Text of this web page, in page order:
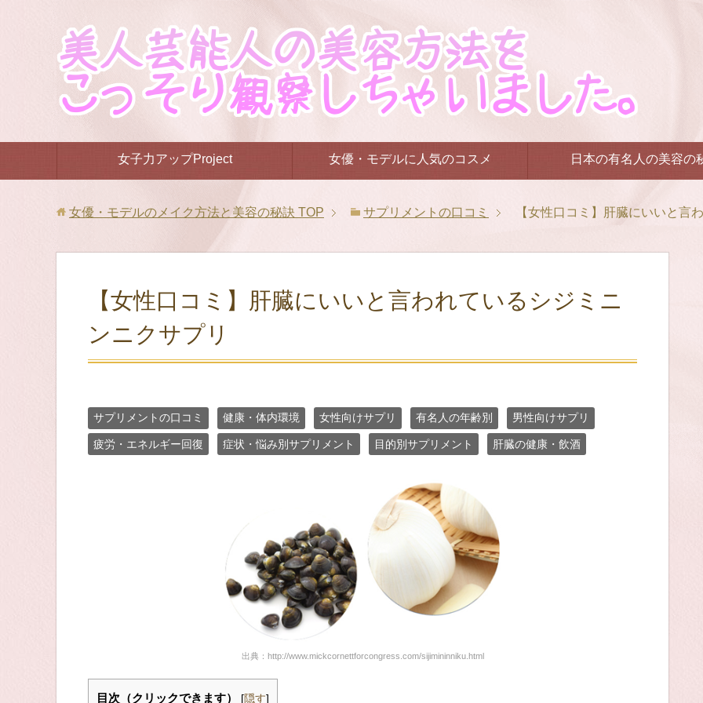
女子力アップProject 女優・モデルに人気のコスメ 日本の有名人の美容の
女優・モデルのメイク方法と美容の秘訣 TOP サプリメントの口コミ 【女性口コミ】肝臓にいいと言
【女性口コミ】肝臓にいいと言われているシジミニ
ンニクサプリ
サプリメントの口コミ 健康・体内環境 女性向けサプリ 有名人の年齢別 男性向けサプリ
疲労・エネルギー回復 症状・悩み別サプリメント 目的別サプリメント 肝臓の健康・飲酒
出典：http://www.mickcornettforcongress.com/sijimininniku.html
目次（クリックできます） [隠す]